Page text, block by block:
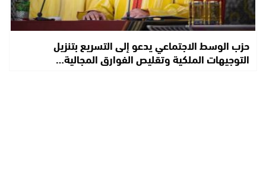
حزب الوسط الاجتماعي يدعو إلى التسريع بتنزيل
التوجيهات الملكية وتقليص الفوارق المجالية…